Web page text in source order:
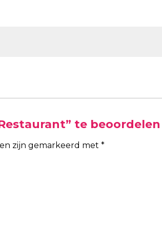
te beoordelen
zijn gemarkeerd met *